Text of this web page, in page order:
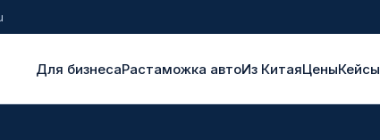
Для бизнесаРастаможка автоИз КитаяЦеныКейсы